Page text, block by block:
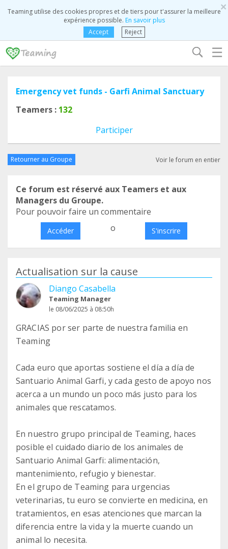
×
Teaming utilise des cookies propres et de tiers pour t'assurer la meilleure
expérience possible. En savoir plus
Accept
Reject
☰
Emergency vet funds - Garfi Animal Sanctuary
Teamers : 132
Participer
Retourner au Groupe Voir le forum en entier
Ce forum est réservé aux Teamers et aux
Managers du Groupe.
Pour pouvoir faire un commentaire
Accéder o S'inscrire
Actualisation sur la cause
Diango Casabella
Teaming Manager
le 08/06/2025 à 08:50h
GRACIAS por ser parte de nuestra familia en
Teaming
Cada euro que aportas sostiene el día a día de
Santuario Animal Garfi, y cada gesto de apoyo nos
acerca a un mundo un poco más justo para los
animales que rescatamos.
En nuestro grupo principal de Teaming, haces
posible el cuidado diario de los animales de
Santuario Animal Garfi: alimentación,
mantenimiento, refugio y bienestar.
En el grupo de Teaming para urgencias
veterinarias, tu euro se convierte en medicina, en
tratamientos, en esas atenciones que marcan la
diferencia entre la vida y la muerte cuando un
animal lo necesita.